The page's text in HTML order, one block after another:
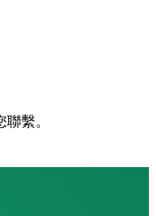
繫。